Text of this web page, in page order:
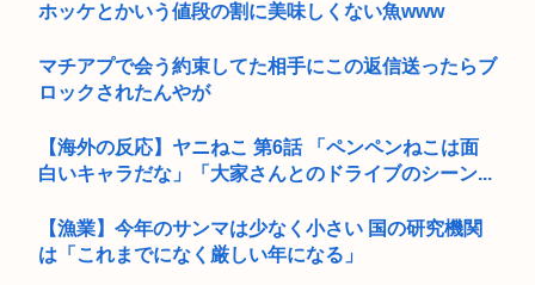
ホッケとかいう値段の割に美味しくない魚www
マチアプで会う約束してた相手にこの返信送ったらブ
ロックされたんやが
【海外の反応】ヤニねこ 第6話 「ペンペンねこは面
白いキャラだな」「大家さんとのドライブのシーン...
【漁業】今年のサンマは少なく小さい 国の研究機関
は「これまでになく厳しい年になる」